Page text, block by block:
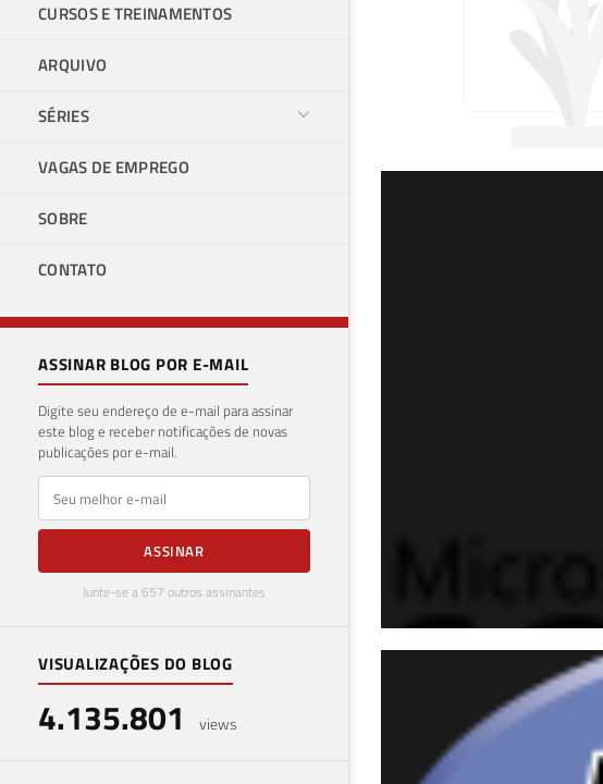
CURSOS E TREINAMENTOS
ARQUIVO
SÉRIES
VAGAS DE EMPREGO
SOBRE
CONTATO
ASSINAR BLOG POR E-MAIL
Digite seu endereço de e-mail para assinar
este blog e receber notificações de novas
publicações por e-mail.
E-mail
ASSINAR
Junte-se a 657 outros assinantes
VISUALIZAÇÕES DO BLOG
4.135.801 views
os
SQL
dados
20 de março de 2017